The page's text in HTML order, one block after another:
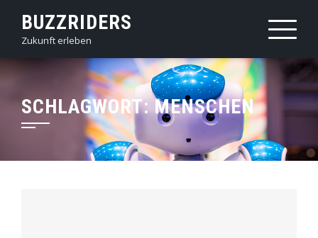
content
BUZZRIDERS
Zukunft erleben
SCHLAGWORT:MENSCHEN